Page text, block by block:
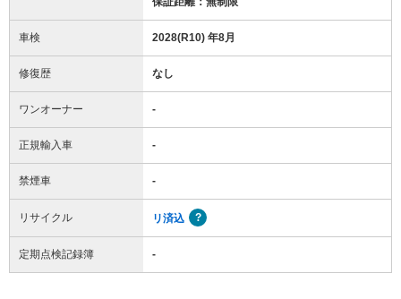
車検 2028(R10) 年8月
修復歴 なし
ワンオーナー -
正規輸入車 -
禁煙車 -
リサイクル リ済込
定期点検記録簿 -